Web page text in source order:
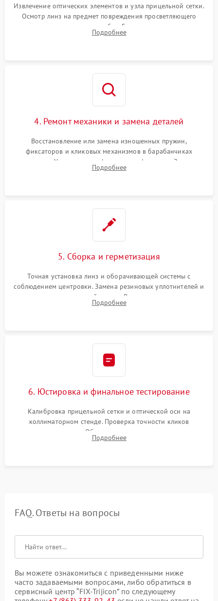
Извлечение оптических элементов и узла прицельной сетки.
Осмотр линз на предмет повреждения просветляющего
покрытия или появления грибка. Бережная очистка стекол
спецрастворами. Проверка целостности гравированной
Подробнее
4. Ремонт механики и замена деталей
Восстановление или замена изношенных пружин,
фиксаторов и кликовых механизмов в барабанчиках
поправок. Устранение люфтов в трансфокаторе. Замена
поврежденных линз, разбитой сетки или восстановление
Подробнее
5. Сборка и герметизация
Точная установка линз и оборачивающей системы с
соблюдением центровки. Замена резиновых уплотнителей и
нанесение влагозащитной смазки. Вакуумирование корпуса
и заполнение его осушенным азотом или аргоном для
Подробнее
6. Юстировка и финальное тестирование
Калибровка прицельной сетки и оптической оси на
коллиматорном стенде. Проверка точности кликов
механизма поправок. Обязательное испытание прицела на
ударном стенде для проверки устойчивости к отдаче и
Подробнее
FAQ. Ответы на вопросы
Вы можете ознакомиться с приведенными ниже
часто задаваемыми вопросами, либо обратиться в
сервисный центр “FIX-Trijicon” по следующему